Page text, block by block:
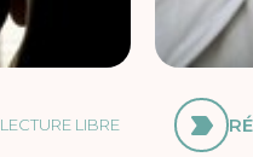
LECTURE LIBRE